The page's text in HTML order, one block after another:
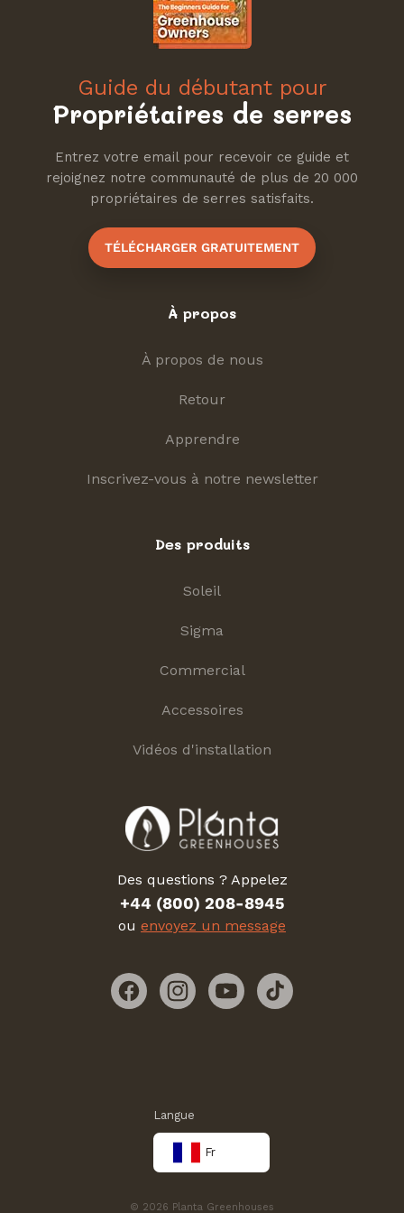
such an enthusiastic review about your three-
year journey with the Sungrow Compact. Here's
your beloved Greeny!
Guide du débutant pour
Propriétaires de serres
Entrez votre email pour recevoir ce guide et
rejoignez notre communauté de plus de 20 000
propriétaires de serres satisfaits.
TÉLÉCHARGER GRATUITEMENT
À propos
À propos de nous
Retour
Apprendre
Inscrivez-vous à notre newsletter
Des produits
Soleil
Sigma
Commercial
Accessoires
Vidéos d'installation
Des questions ? Appelez
+44 (800) 208-8945
ou envoyez un message
FacebookInstagramYouTubeTikTok
Langue
Fr
© 2026 Planta Greenhouses